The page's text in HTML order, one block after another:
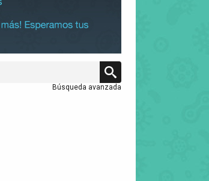
Búsqueda avanzada